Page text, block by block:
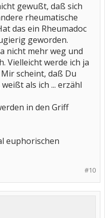
gewußt, daß sich
rheumatische
das ein Rheumadoc
geworden.
nicht mehr weg und
Vielleicht werde ich ja
scheint, daß Du
als ich ... erzähl
in den Griff
euphorischen
#10